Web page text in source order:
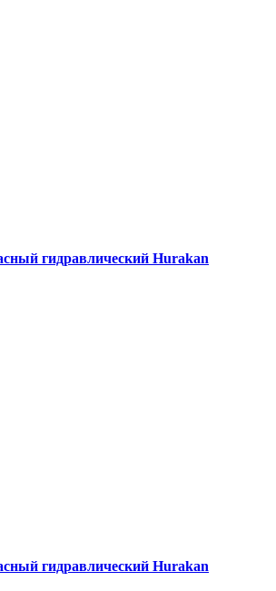
гидравлический Hurakan
гидравлический Hurakan